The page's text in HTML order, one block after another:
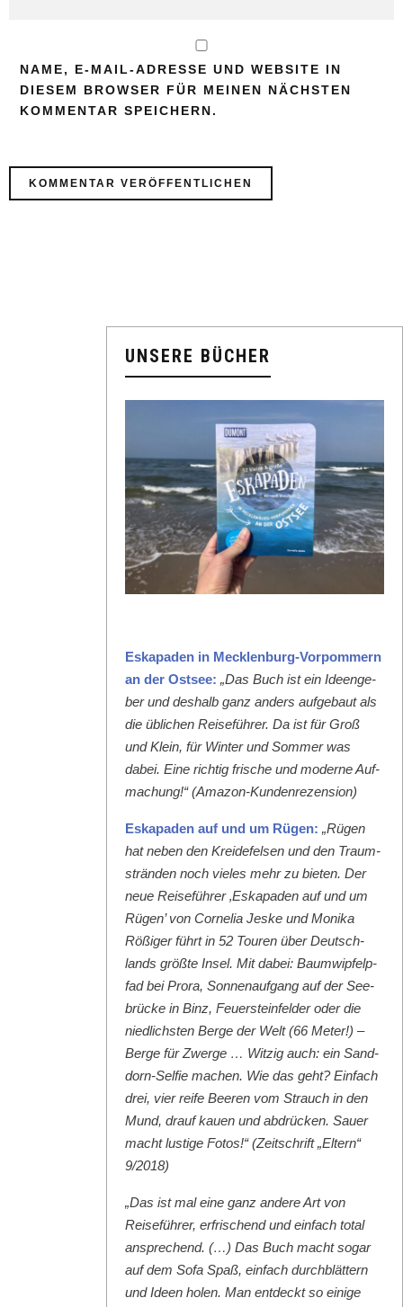
NAME, E-MAIL-ADRESSE UND WEBSITE IN
DIESEM BROWSER FÜR MEINEN NÄCHSTEN
KOMMENTAR SPEICHERN.
UNSERE BÜCHER
Eska­paden in Meck­len­burg-Vor­pom­mern
an der Ost­see: „Das Buch ist ein Ideenge­
ber und deshalb ganz anders aufge­baut als
die üblichen Reise­führer. Da ist für Groß
und Klein, für Win­ter und Som­mer was
dabei. Eine richtig frische und mod­erne Auf­
machung!“ (Ama­zon-Kun­den­rezen­sion)
Eska­paden auf und um Rügen: „Rügen
hat neben den Krei­de­felsen und den Traum­
strän­den noch vieles mehr zu bieten. Der
neue Reise­führer ‚Eska­paden auf und um
Rügen’ von Cor­nelia Jeske und Moni­ka
Rößiger führt in 52 Touren über Deutsch­
lands größte Insel. Mit dabei: Baumwipfelp­
fad bei Pro­ra, Son­nenauf­gang auf der See­
brücke in Binz, Feuer­ste­in­felder oder die
niedlich­sten Berge der Welt (66 Meter!) –
Berge für Zwerge … Witzig auch: ein Sand­
dorn-Self­ie machen. Wie das geht? Ein­fach
drei, vier reife Beeren vom Strauch in den
Mund, drauf kauen und abdrück­en. Sauer
macht lustige Fotos!“ (Zeitschrift „Eltern“
9/2018)
„Das ist mal eine ganz andere Art von
Reise­führer, erfrischend und ein­fach total
ansprechend. (…) Das Buch macht sog­ar
auf dem Sofa Spaß, ein­fach durch­blät­tern
und Ideen holen. Man ent­deckt so einige